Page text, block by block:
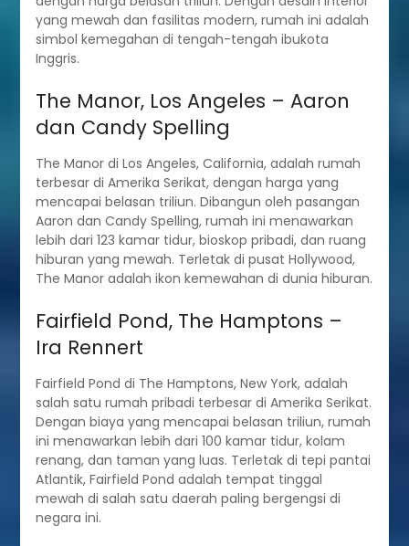
yang mewah dan fasilitas modern, rumah ini adalah
simbol kemegahan di tengah-tengah ibukota
Inggris.
The Manor, Los Angeles – Aaron
dan Candy Spelling
The Manor di Los Angeles, California, adalah rumah
terbesar di Amerika Serikat, dengan harga yang
mencapai belasan triliun. Dibangun oleh pasangan
Aaron dan Candy Spelling, rumah ini menawarkan
lebih dari 123 kamar tidur, bioskop pribadi, dan ruang
hiburan yang mewah. Terletak di pusat Hollywood,
The Manor adalah ikon kemewahan di dunia hiburan.
Fairfield Pond, The Hamptons –
Ira Rennert
Fairfield Pond di The Hamptons, New York, adalah
salah satu rumah pribadi terbesar di Amerika Serikat.
Dengan biaya yang mencapai belasan triliun, rumah
ini menawarkan lebih dari 100 kamar tidur, kolam
renang, dan taman yang luas. Terletak di tepi pantai
Atlantik, Fairfield Pond adalah tempat tinggal
mewah di salah satu daerah paling bergengsi di
negara ini.